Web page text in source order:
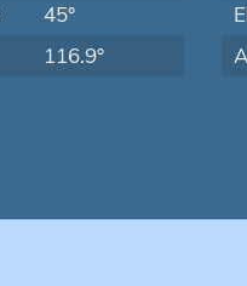
45°
116.9°